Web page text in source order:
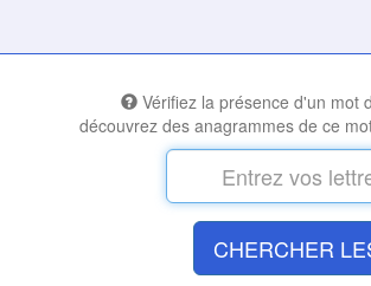
Vérifiez la présence d'un mot
découvrez des anagrammes de ce
CHERCHER